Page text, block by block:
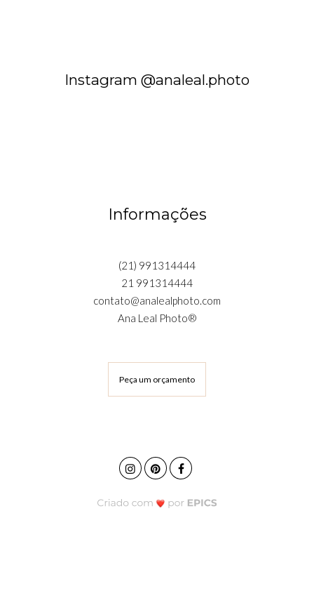
Instagram @analeal.photo
Informações
(21) 991314444
21 991314444
contato@analealphoto.com
Ana Leal Photo®
Peça um orçamento